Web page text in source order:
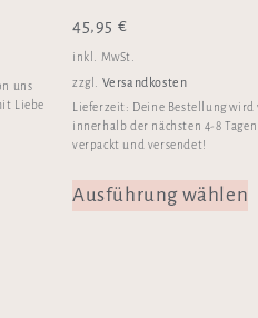
uns
Liebe
45,95 €
inkl. MwSt.
zzgl. Versandkosten
Lieferzeit: Deine Bestellung wird
innerhalb der nächsten 4-8
verpackt und versendet!
Ausführung wählen